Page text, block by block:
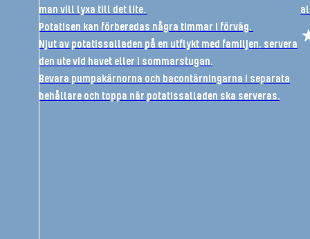
man vill lyxa till det lite.
Potatisen kan förberedas några timmar i förväg.
Njut av potatissalladen på en utflykt med familjen, servera
den ute vid havet eller i sommarstugan.
Bevara pumpakärnorna och bacontärningarna i separata
behållare och toppa när potatissalladen ska serveras.